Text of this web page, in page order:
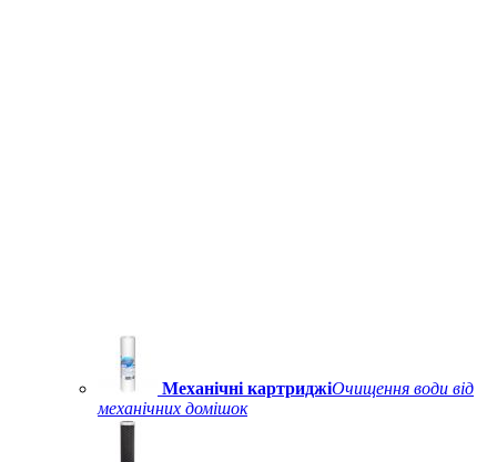
Механічні картриджіОчищення води від
механічних домішок